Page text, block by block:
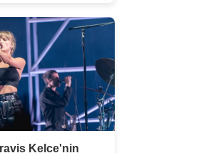
Kelce'nin